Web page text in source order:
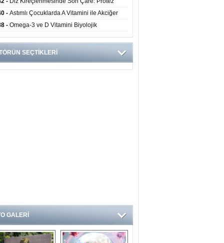
İle Yaşam Kalitesi Artıyor
- Astımlı Çocuklarda A Vitamini ile Akciğer
Arasında Bağlantı Bulundu
- Omega-3 ve D Vitamini Biyolojik
Yavaşlatabilir
SEÇTİKLERİ
GALERİ